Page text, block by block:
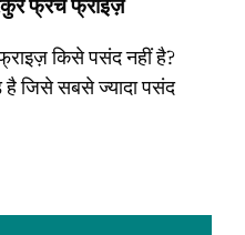
फ्रेंच फ्राइज़
किसे पसंद नहीं है?
जिसे सबसे ज्यादा पसंद